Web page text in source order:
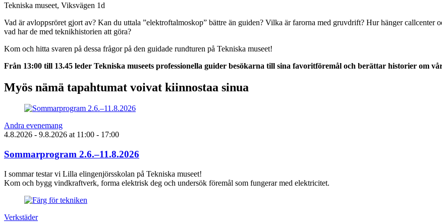
Tekniska museet, Viksvägen 1d
Vad är avloppsröret gjort av? Kan du uttala ”elektroftalmoskop” bättre än guiden? Vilka är farorna med gruvdrift? Hur hänger
vad har de med teknikhistorien att göra?
Kom och hitta svaren på dessa frågor på den guidade rundturen på Tekniska museet!
Från 13:00 till 13.45 leder Tekniska museets professionella guider besökarna till sina favoritföremål och berättar historier om
Myös nämä tapahtumat voivat kiinnostaa sinua
Andra evenemang
4.8.2026 - 9.8.2026 at 11:00 - 17:00
Sommarprogram 2.6.–11.8.2026
I sommar testar vi Lilla elingenjörsskolan på Tekniska museet!
Kom och bygg vindkraftverk, forma elektrisk deg och undersök föremål som fungerar med elektricitet.
Verkstäder